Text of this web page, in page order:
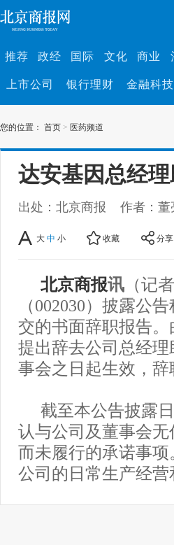
推荐 政经 国际 文化 商业
上市公司 银行理财 金融科技
您的位置： 首页 > 医药频道
达安基因总经
出处：北京商报 作者：董
大 中 小 收藏 分享
北京商报讯 （记
（002030）披露公
交的书面辞职报告
提出辞去公司总经
事会之日起生效，
截至本公告披露
认与公司及董事会
而未履行的承诺事
公司的日常生产经营